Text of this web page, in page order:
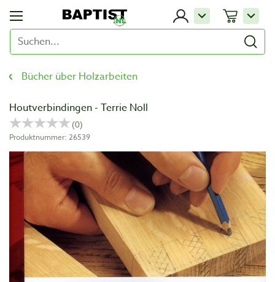
Bücher über Holzarbeiten
Houtverbindingen - Terrie Noll
Produktnummer: 26539